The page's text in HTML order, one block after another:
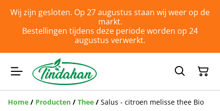
Wij zijn gesloten. Op 27 augustus staan wij weer op de
markt.
Bestellingen tijdens deze periode worden op 24
augustus verwerkt.
Home / Producten / Thee / Salus - citroen melisse thee Bio